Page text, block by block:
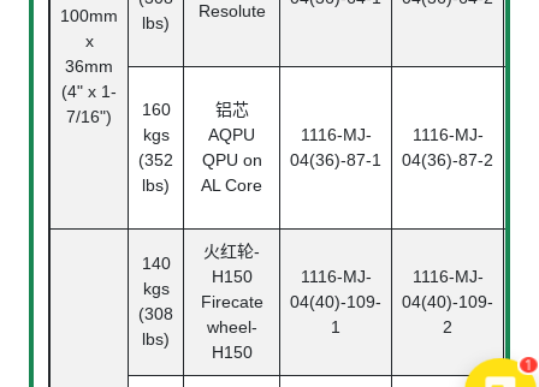
100mm
x
36mm
(4" x 1-
7/16")
lbs)
Resolute
160
kgs
(352
lbs)
铝芯
AQPU
QPU on
AL Core
1116-MJ-
04(36)-87-1
1116-MJ-
04(36)-87-2
140
kgs
(308
lbs)
火红轮-
H150
Firecate
wheel-
H150
1116-MJ-
04(40)-109-
1
1116-MJ-
04(40)-109-
2
1